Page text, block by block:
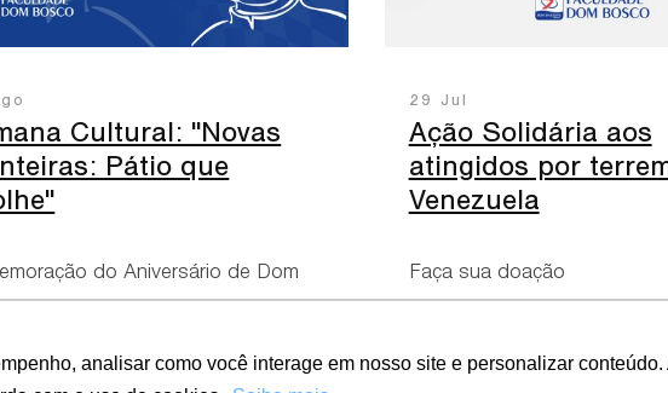
analisar como você interage em nosso site e personalizar
Cultural: "Novas
Pátio que
do Aniversário de Dom
29 Jul
Ação Solidária aos
atingidos por
Venezuela
Faça sua doação